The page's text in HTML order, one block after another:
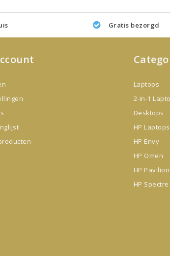
Gratis bezorgd
Laptops
2-in-1
Desktops
HP Laptops
HP Envy
HP Omen
HP Pavilion
HP Spectre